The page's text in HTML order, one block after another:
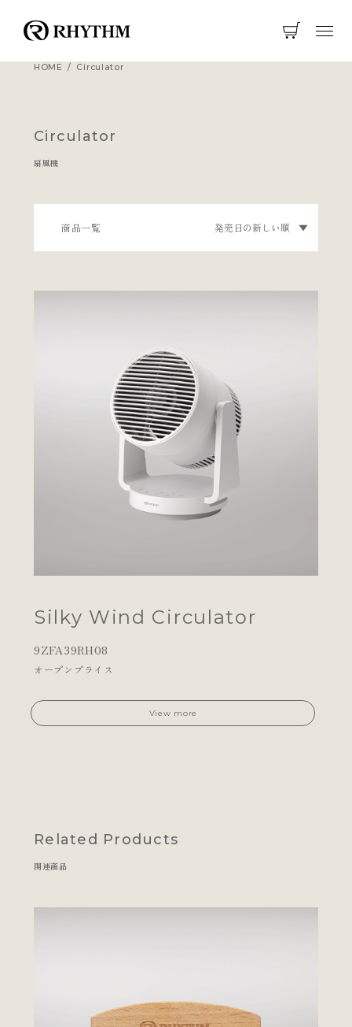
HOME Circulator
Circulator
扇風機
商品一覧
Silky Wind Circulator
9ZFA39RH08
オープンプライス
View more
Related Products
関連商品